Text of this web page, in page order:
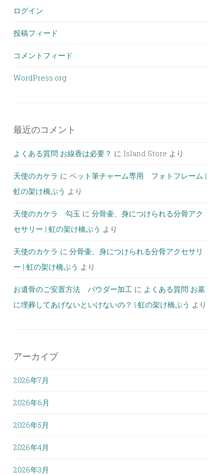
ログイン
投稿フィード
コメントフィード
WordPress.org
最近のコメント
よくある質問 お線香は必要？ に Island Store より
天使のカケラ に ペット筆チャーム専用 フォトフレーム |
虹の架け橋ぷう より
天使のカケラ 勾玉 に 分骨壷、身につけられる分骨アク
セサリー | 虹の架け橋ぷう より
天使のカケラ に 分骨壷、身につけられる分骨アクセサリ
ー | 虹の架け橋ぷう より
お遺骨のご安置方法 パウダー加工 に よくある質問 お墓
に埋葬してあげないといけないの？ | 虹の架け橋ぷう より
アーカイブ
2026年7月
2026年6月
2026年5月
2026年4月
2026年3月